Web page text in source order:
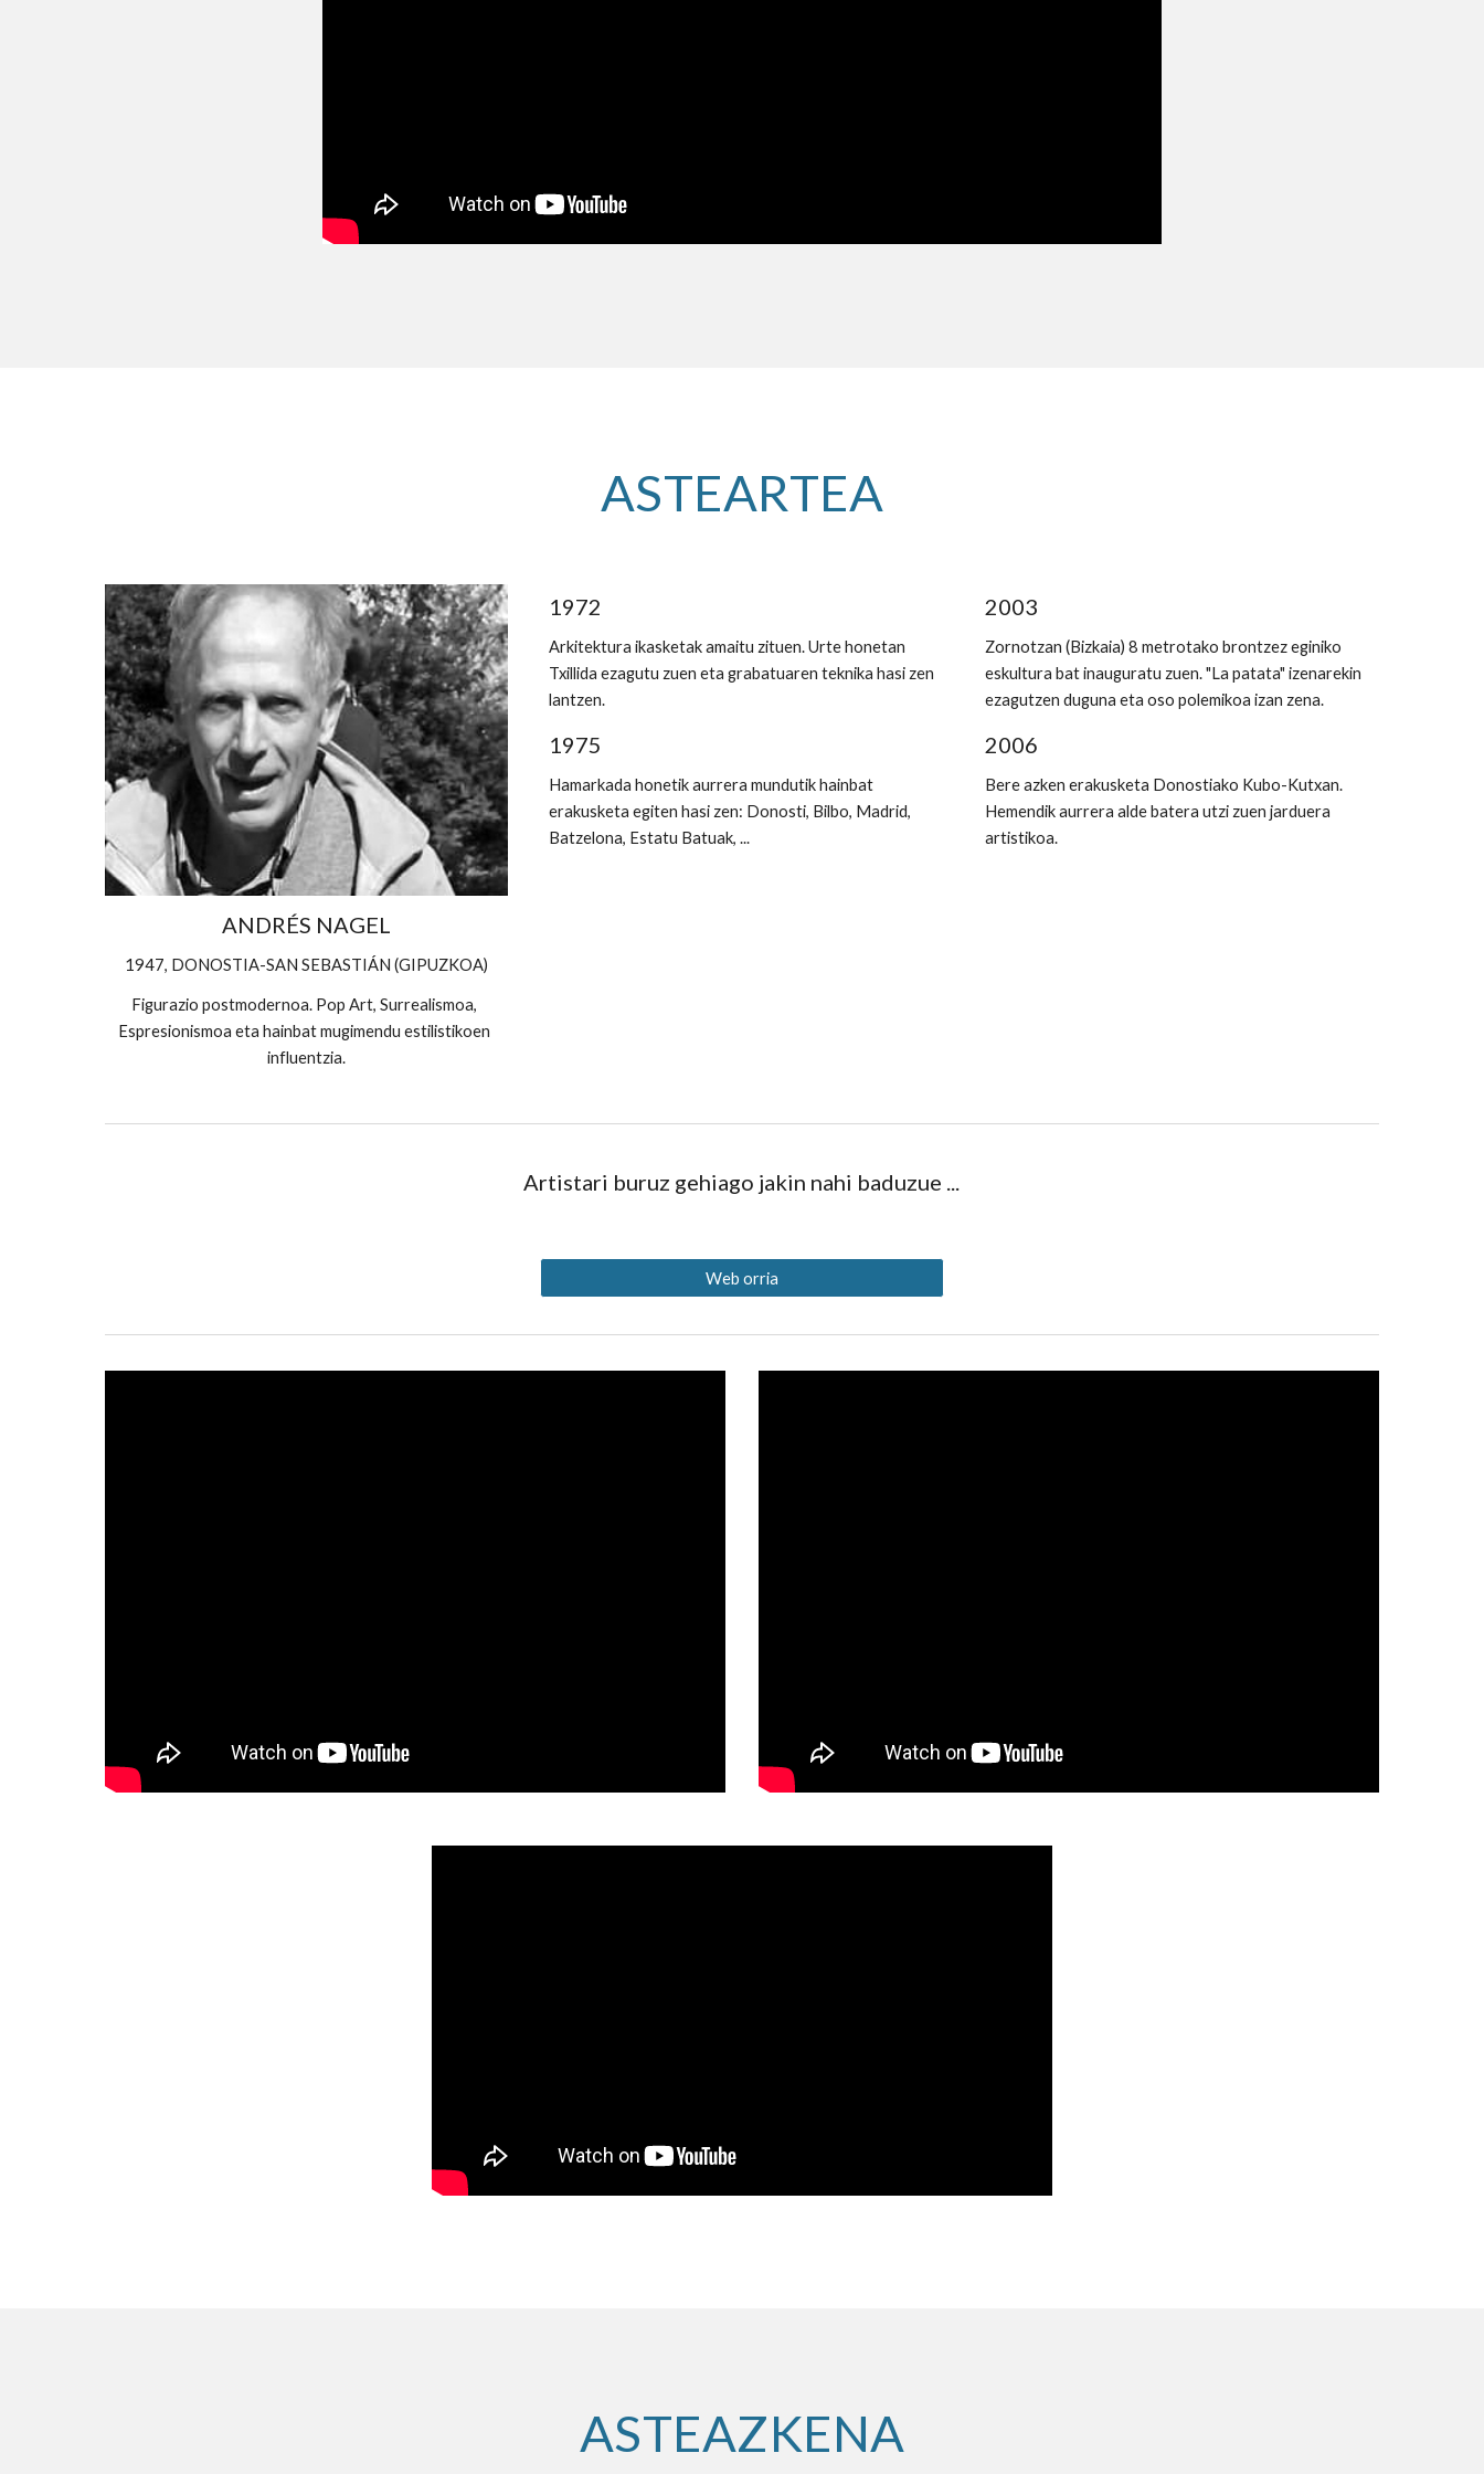
ASTEARTEA
ANDRÉS NAGEL
1947, DONOSTIA-SAN SEBASTIÁN (GIPUZKOA)
Figurazio postmodernoa. Pop Art, Surrealismoa,
Espresionismoa eta hainbat mugimendu estilistikoen
influentzia.
1972
Arkitektura ikasketak amaitu zituen. Urte honetan
Txillida ezagutu zuen eta grabatuaren teknika hasi zen
lantzen.
1975
Hamarkada honetik aurrera mundutik hainbat
erakusketa egiten hasi zen: Donosti, Bilbo, Madrid,
Batzelona, Estatu Batuak, ...
2003
Zornotzan (Bizkaia) 8 metrotako brontzez eginiko
eskultura bat inauguratu zuen. "La patata" izenarekin
ezagutzen duguna eta oso polemikoa izan zena.
2006
Bere azken erakusketa Donostiako Kubo-Kutxan.
Hemendik aurrera alde batera utzi zuen jarduera
artistikoa.
Artistari buruz gehiago jakin nahi baduzue ...
Web orria
ASTEAZKENA